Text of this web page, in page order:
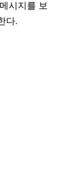
시지를 보
다.